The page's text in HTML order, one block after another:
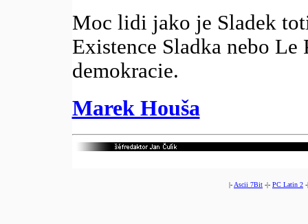
Moc lidi jako je Sladek
Existence Sladka nebo
demokracie.
Marek Houša
|- Ascii 7Bit -|- PC Latin 2